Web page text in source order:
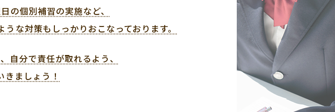
の個別補習の実施など、
な対策もしっかりおこなっております。
自分で責任が取れるよう、
きましょう！